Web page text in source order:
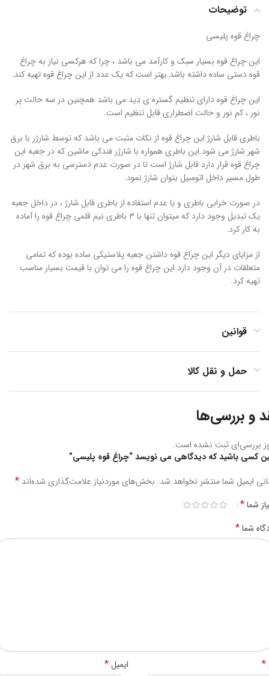
توضیحات
چراغ قوه پلیسی
این چراغ قوه بسیار سبک و کارآمد می باشد ، چرا که هرکسی نیاز به چراغ
قوه دستی ساده داشته باشد بهتر است که یک عدد از این چراغ قوه تهیه کند.
این چراغ قوه دارای تنظیم گستره ی دید می باشد همچنین در سه حالت پر
نور ، کم نور و حالت اضطراری قابل تنظیم است.
باطری قابل شارژ این چراغ قوه از نکات مثبت می باشد که توسط شارژر با برق
شهر شارژ می شود.این باطری همواره با شارژر فندکی ماشین که در جعبه این
چراغ قوه قرار دارد قابل شارژ است تا در صورت عدم دسترسی به برق شهر در
طول مسیر داخل اتومبیل بتوان شارژ نمود.
در صورت خرابی باطری و یا عدم استفاده از باطری قابل شارژ ، در داخل جعبه
یک تبدیل وجود دارد که میتوان تنها با 3 باطری نیم قلمی چراغ قوه را آماده
به کار کرد.
از مزایای دیگر این چراغ قوه داشتن جعبه پلاستیکی ساده بوده که تمامی
متعلقات در آن وجود دارد.این چراغ قوه را می توان با قیمت بسیار مناسب
تهیه کرد.
قوانین
حمل و نقل کالا
و بررسی‌ها
بررسی‌ای ثبت نشده است.
کسی باشید که دیدگاهی می نویسد “چراغ قوه پلیسی”
ایمیل شما منتشر نخواهد شد. بخش‌های موردنیاز علامت‌گذاری شده‌اند *
شما*
شما*
* ایمیل*